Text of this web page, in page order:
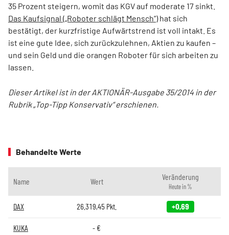
35 Prozent steigern, womit das KGV auf moderate 17 sinkt.
Das Kaufsignal („Roboter schlägt Mensch“)hat sich
bestätigt, der kurzfristige Aufwärtstrend ist voll intakt. Es
ist eine gute Idee, sich zurückzulehnen, Aktien zu kaufen –
und sein Geld und die orangen Roboter für sich arbeiten zu
lassen.
Dieser Artikel ist in der AKTIONÄR-Ausgabe 35/2014 in der
Rubrik „Top-Tipp Konservativ“ erschienen.
Behandelte Werte
Name Wert Veränderung
Heute in %
DAX 26.319,45 Pkt. +0,69
KUKA - €